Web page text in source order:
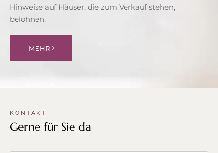
Hinweise auf Häuser, die zum Verkauf stehen,
belohnen.
MEHR
KONTAKT
Gerne für Sie da